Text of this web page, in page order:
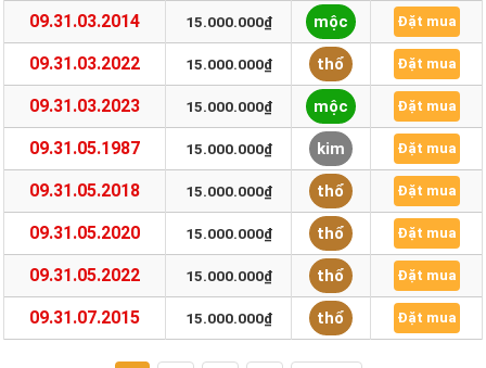
09.31.03.2014 15.000.000₫ mộc Đặt mua
09.31.03.2022 15.000.000₫ thổ Đặt mua
09.31.03.2023 15.000.000₫ mộc Đặt mua
09.31.05.1987 15.000.000₫ kim Đặt mua
09.31.05.2018 15.000.000₫ thổ Đặt mua
09.31.05.2020 15.000.000₫ thổ Đặt mua
09.31.05.2022 15.000.000₫ thổ Đặt mua
09.31.07.2015 15.000.000₫ thổ Đặt mua